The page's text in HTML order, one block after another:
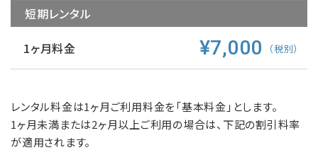
短期レンタル
1ヶ月料金 ¥7,000 （税別）
レンタル料金は1ヶ月ご利用料金を「基本料金」とします。
1ヶ月未満または2ヶ月以上ご利用の場合は、下記の割引料率
が適用されます。